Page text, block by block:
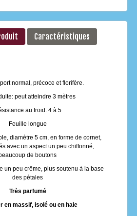
Caractéristiques
normal, précoce et florifère.
peut atteindre 3 mètres
au froid: 4 à 5
Feuille longue
diamètre 5 cm, en forme de cornet,
avec un aspect un peu chiffonné,
de boutons
un peu crême, plus soutenu à la base
des pétales
Très parfumé
en massif, isolé ou en haie